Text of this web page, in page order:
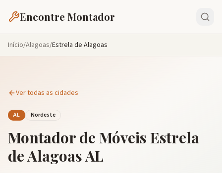
Encontre Montador
Início/Alagoas/Estrela de Alagoas
Ver todas as cidades
AL Nordeste
Montador de Móveis Estrela
de AlagoasAL